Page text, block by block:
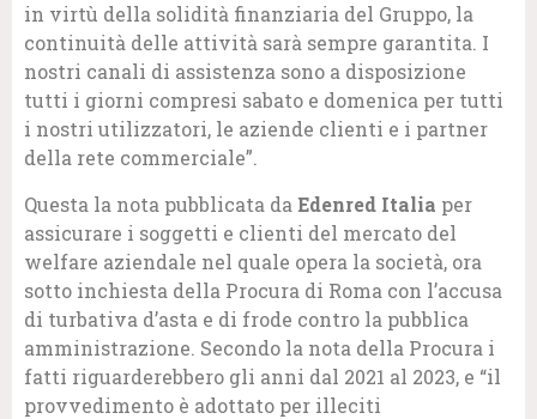
in virtù della solidità finanziaria del Gruppo, la
continuità delle attività sarà sempre garantita. I
nostri canali di assistenza sono a disposizione
tutti i giorni compresi sabato e domenica per tutti
i nostri utilizzatori, le aziende clienti e i partner
della rete commerciale”.
Questa la nota pubblicata da Edenred Italia per
assicurare i soggetti e clienti del mercato del
welfare aziendale nel quale opera la società, ora
sotto inchiesta della Procura di Roma con l’accusa
di turbativa d’asta e di frode contro la pubblica
amministrazione. Secondo la nota della Procura i
fatti riguarderebbero gli anni dal 2021 al 2023, e “il
provvedimento è adottato per illeciti